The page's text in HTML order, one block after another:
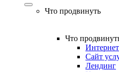
Что продвинуть
Что
Сайт
Лендинг